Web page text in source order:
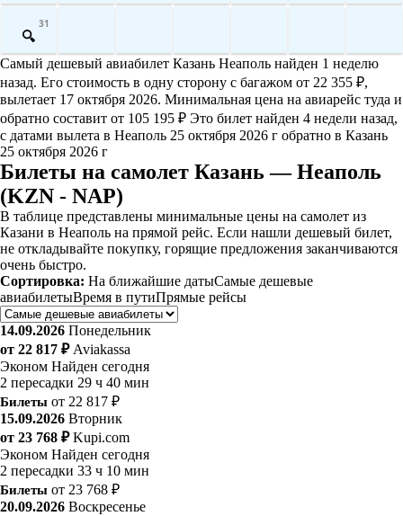
31
Самый дешевый авиабилет Казань Неаполь найден 1 неделю
назад. Его стоимость в одну сторону с багажом от 22 355 ₽,
вылетает 17 октября 2026. Минимальная цена на авиарейс туда и
обратно составит от 105 195 ₽ Это билет найден 4 недели назад,
с датами вылета в Неаполь 25 октября 2026 г обратно в Казань
25 октября 2026 г
Билеты на самолет Казань — Неаполь
(KZN - NAP)
В таблице представлены минимальные цены на самолет из
Казани в Неаполь на прямой рейс. Если нашли дешевый билет,
не откладывайте покупку, горящие предложения заканчиваются
очень быстро.
Сортировка: На ближайшие датыСамые дешевые
авиабилетыВремя в путиПрямые рейсы
14.09.2026 Понедельник
от 22 817 ₽ Aviakassa
Эконом Найден сегодня
2 пересадки 29 ч 40 мин
Билеты от 22 817 ₽
15.09.2026 Вторник
от 23 768 ₽ Kupi.com
Эконом Найден сегодня
2 пересадки 33 ч 10 мин
Билеты от 23 768 ₽
20.09.2026 Воскресенье